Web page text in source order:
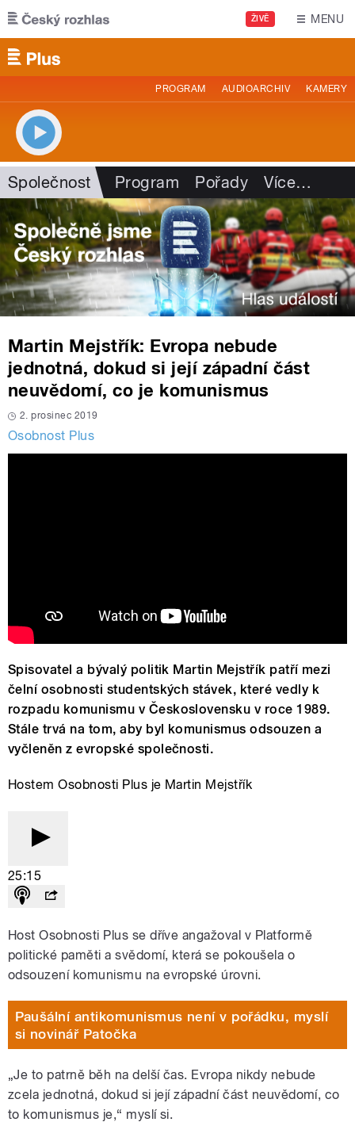
Přejít k hlavnímu obsahu
ŽIVĚ MENU
PROGRAM AUDIOARCHIV KAMERY
Společnost Program Pořady Více…
Martin Mejstřík: Evropa nebude
jednotná, dokud si její západní část
neuvědomí, co je komunismus
2. prosinec 2019
Osobnost Plus
Spisovatel a bývalý politik Martin Mejstřík patří mezi
čelní osobnosti studentských stávek, které vedly k
rozpadu komunismu v Československu v roce 1989.
Stále trvá na tom, aby byl komunismus odsouzen a
vyčleněn z evropské společnosti.
Hostem Osobnosti Plus je Martin Mejstřík
25:15
Host Osobnosti Plus se dříve angažoval v Platformě
politické paměti a svědomí, která se pokoušela o
odsouzení komunismu na evropské úrovni.
Paušální antikomunismus není v pořádku, myslí
si novinář Patočka
„Je to patrně běh na delší čas. Evropa nikdy nebude
zcela jednotná, dokud si její západní část neuvědomí, co
to komunismus je,“ myslí si.